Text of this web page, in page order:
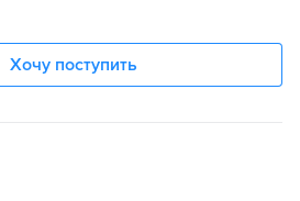
Хочу поступить